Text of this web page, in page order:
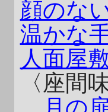
顔のな
温かな
人面屋
〈座間